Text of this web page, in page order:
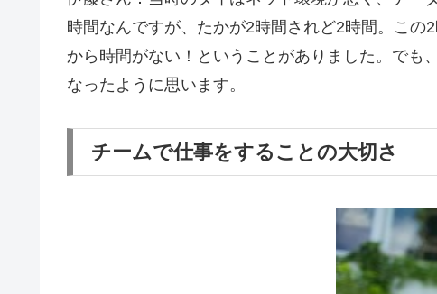
時間なんですが、たかが2時間されど2時間。こ
から時間がない！ということがありました。でも
なったように思います。
チームで仕事をすることの大切さ